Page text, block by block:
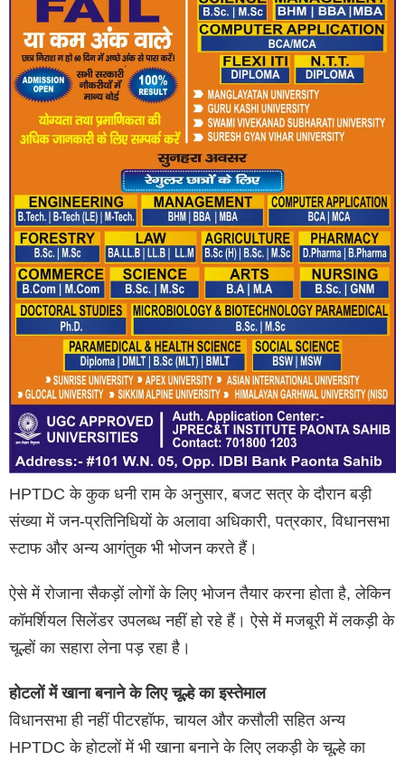
HPTDC के कुक धनी राम के अनुसार, बजट सत्र के दौरान बड़ी
संख्या में जन-प्रतिनिधियों के अलावा अधिकारी, पत्रकार, विधानसभा
स्टाफ और अन्य आगंतुक भी भोजन करते हैं।
ऐसे में रोजाना सैकड़ों लोगों के लिए भोजन तैयार करना होता है, लेकिन
कॉमर्शियल सिलेंडर उपलब्ध नहीं हो रहे हैं। ऐसे में मजबूरी में लकड़ी के
चूल्हों का सहारा लेना पड़ रहा है।
होटलों में खाना बनाने के लिए चूल्हे का इस्तेमाल
विधानसभा ही नहीं पीटरहॉफ, चायल और कसौली सहित अन्य
HPTDC के होटलों में भी खाना बनाने के लिए लकड़ी के चूल्हे का